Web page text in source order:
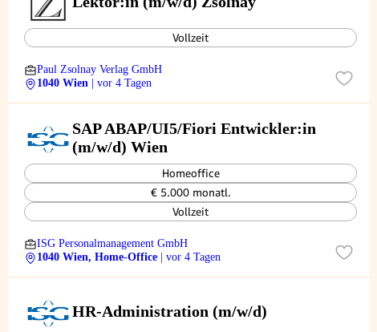
Vollzeit
Paul Zsolnay Verlag GmbH
1040 Wien
| vor 4 Tagen
SAP ABAP/UI5/Fiori Entwickler:in
(m/w/d) Wien
Homeoffice
€ 5.000 monatl.
Vollzeit
ISG Personalmanagement GmbH
1040 Wien, Home-Office
| vor 4 Tagen
HR-Administration (m/w/d)